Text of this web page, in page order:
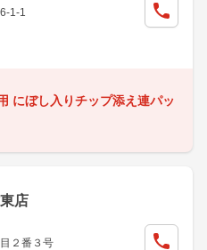
1-1
にぼし入りチップ添え連パッ
店
２番３号